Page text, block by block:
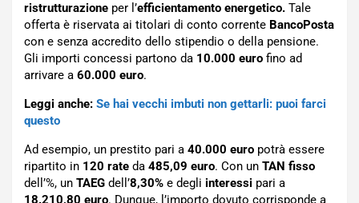
ristrutturazione per l’efficientamento energetico. Tale
offerta è riservata ai titolari di conto corrente BancoPosta
con e senza accredito dello stipendio o della pensione.
Gli importi concessi partono da 10.000 euro fino ad
arrivare a 60.000 euro.
Leggi anche: Se hai vecchi imbuti non gettarli: puoi farci
questo
Ad esempio, un prestito pari a 40.000 euro potrà essere
ripartito in 120 rate da 485,09 euro. Con un TAN fisso
dell’%, un TAEG dell’8,30% e degli interessi pari a
18.210,80 euro. Dunque, l’importo dovuto corrisponde a